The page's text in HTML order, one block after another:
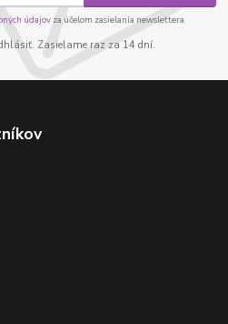
údajov za účelom zasielania newslettera.
Zasielame raz za 14 dní.